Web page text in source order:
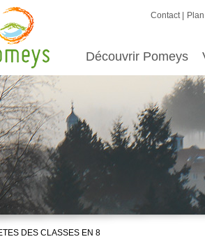
Contact
Découvrir Pomeys
DES CLASSES EN 8